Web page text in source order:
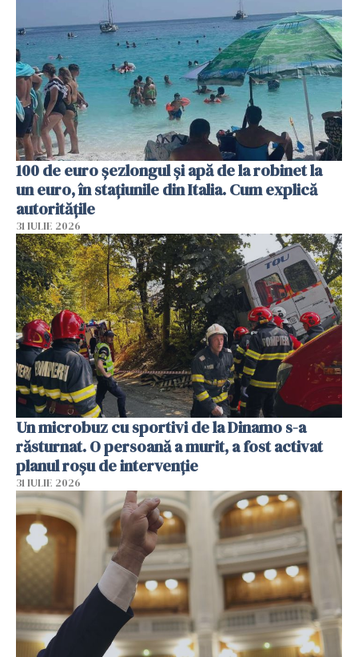
100 de euro șezlongul și apă de la robinet la
un euro, în stațiunile din Italia. Cum explică
autoritățile
31 IULIE 2026
Un microbuz cu sportivi de la Dinamo s-a
răsturnat. O persoană a murit, a fost activat
planul roșu de intervenție
31 IULIE 2026